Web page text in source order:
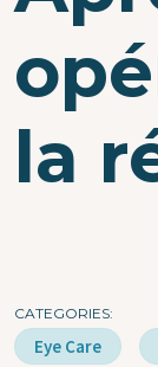
la
CATEGORIES
Eye Care